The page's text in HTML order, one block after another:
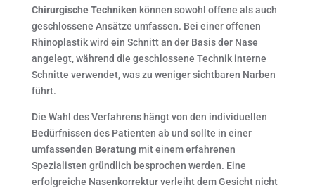
Chirurgische Techniken können sowohl offene als auch
geschlossene Ansätze umfassen. Bei einer offenen
Rhinoplastik wird ein Schnitt an der Basis der Nase
angelegt, während die geschlossene Technik interne
Schnitte verwendet, was zu weniger sichtbaren Narben
führt.
Die Wahl des Verfahrens hängt von den individuellen
Bedürfnissen des Patienten ab und sollte in einer
umfassenden Beratungmit einem erfahrenen
Spezialisten gründlich besprochen werden. Eine
erfolgreiche Nasenkorrektur verleiht dem Gesicht nicht